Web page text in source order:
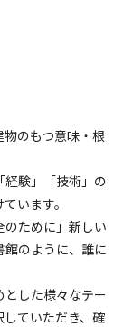
のもつ意味・根
験」「技術」の
います。
のために」新しい
のように、誰に
した様々なテー
ていただき、確